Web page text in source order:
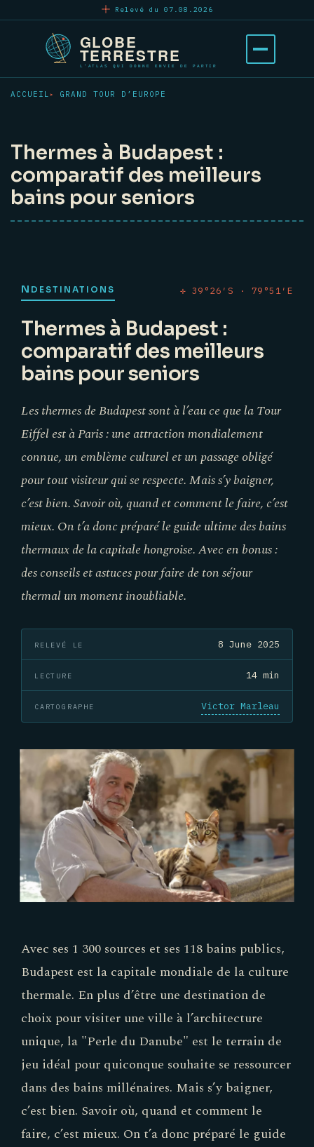
Relevé du 07.08.2026
Ouvrir
le
ACCUEIL GRAND TOUR D’EUROPE
Thermes à Budapest :
comparatif des meilleurs
bains pour seniors
N DESTINATIONS ✛ 39°26′S · 79°51′E
Thermes à Budapest :
comparatif des meilleurs
bains pour seniors
Les thermes de Budapest sont à l’eau ce que la Tour
Eiffel est à Paris : une attraction mondialement
connue, un emblème culturel et un passage obligé
pour tout visiteur qui se respecte. Mais s’y baigner,
c’est bien. Savoir où, quand et comment le faire, c’est
mieux. On t’a donc préparé le guide ultime des bains
thermaux de la capitale hongroise. Avec en bonus :
des conseils et astuces pour faire de ton séjour
thermal un moment inoubliable.
RELEVÉ LE 8 June 2025
LECTURE 14 min
CARTOGRAPHE Victor Marleau
Avec ses 1 300 sources et ses 118 bains publics,
Budapest est la capitale mondiale de la culture
thermale. En plus d’être une destination de
choix pour visiter une ville à l’architecture
unique, la "Perle du Danube" est le terrain de
jeu idéal pour quiconque souhaite se ressourcer
dans des bains millénaires. Mais s’y baigner,
c’est bien. Savoir où, quand et comment le
faire, c’est mieux. On t’a donc préparé le guide